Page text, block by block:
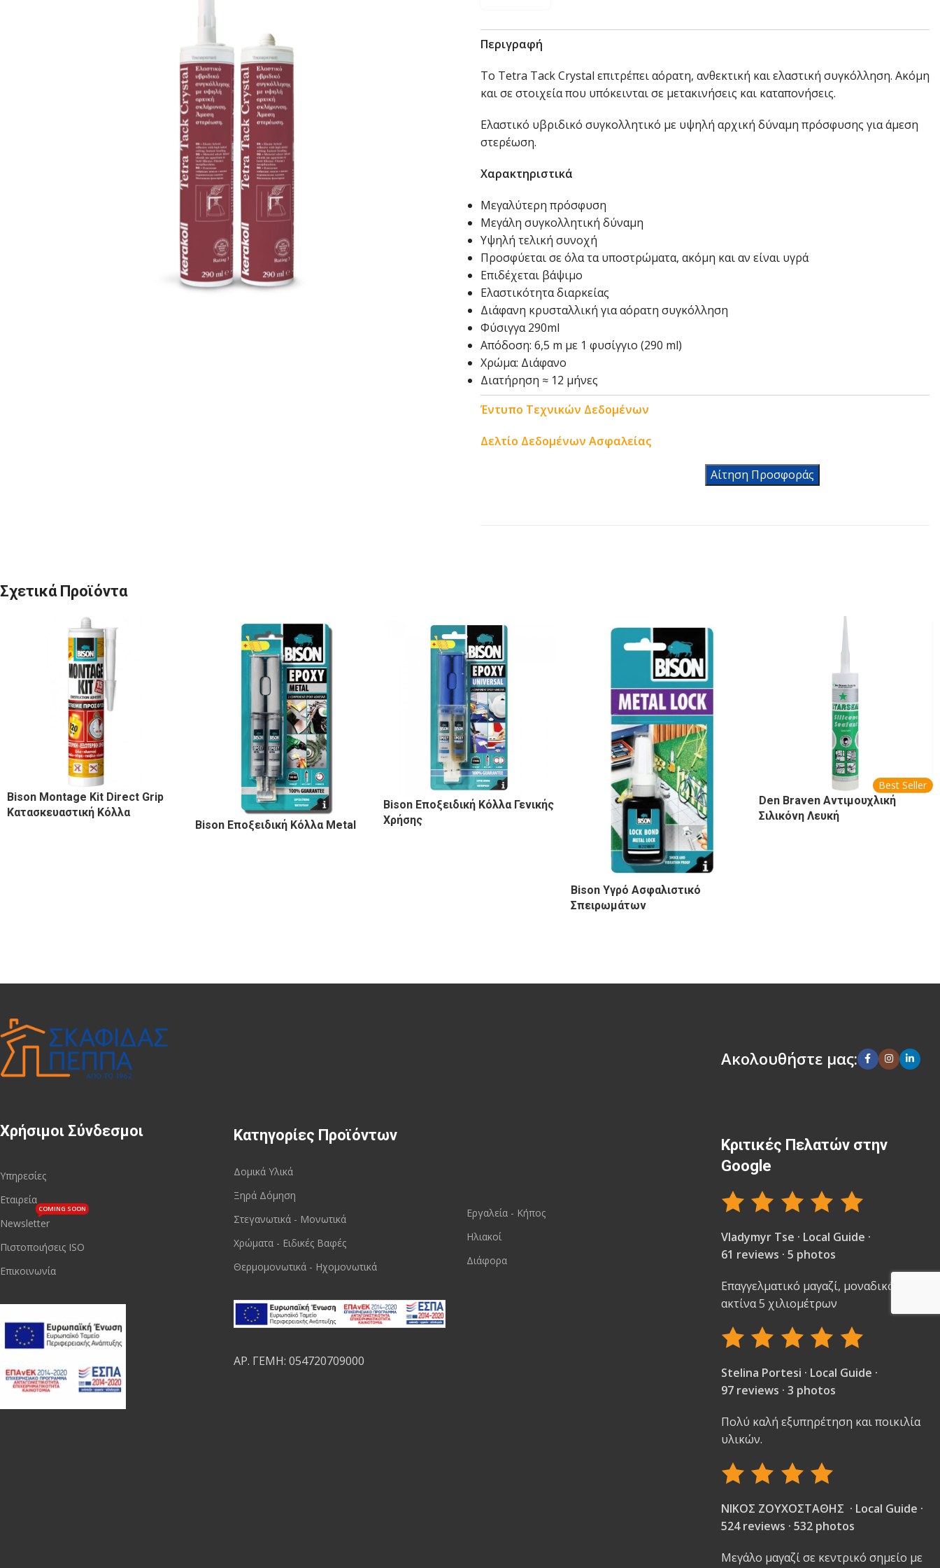
Περιγραφή
Το Tetra Tack Crystal επιτρέπει αόρατη, ανθεκτική και ελαστική συγκόλληση. Ακόμη
και σε στοιχεία που υπόκεινται σε μετακινήσεις και καταπονήσεις.
Ελαστικό υβριδικό συγκολλητικό με υψηλή αρχική δύναμη πρόσφυσης για άμεση
στερέωση.
Χαρακτηριστικά
Μεγαλύτερη πρόσφυση
Μεγάλη συγκολλητική δύναμη
Υψηλή τελική συνοχή
Προσφύεται σε όλα τα υποστρώματα, ακόμη και αν είναι υγρά
Επιδέχεται βάψιμο
Ελαστικότητα διαρκείας
Διάφανη κρυσταλλική για αόρατη συγκόλληση
Φύσιγγα 290ml
Απόδοση: 6,5 m με 1 φυσίγγιο (290 ml)
Χρώμα: Διάφανο
Διατήρηση ≈ 12 μήνες
Έντυπο Τεχνικών Δεδομένων
Δελτίο Δεδομένων Ασφαλείας
Αίτηση Προσφοράς
Σχετικά Προϊόντα
Bison Montage Kit Direct Grip
Κατασκευαστική Κόλλα
Bison Εποξειδική Κόλλα Metal
Bison Εποξειδική Κόλλα Γενικής
Χρήσης
Bison Υγρό Ασφαλιστικό
Σπειρωμάτων
Best Seller
Den Braven Αντιμουχλική
Σιλικόνη Λευκή
Χρήσιμοι Σύνδεσμοι
Υπηρεσίες
Εταιρεία
Newsletter
COMING SOON
Πιστοποιήσεις ISO
Επικοινωνία
Κατηγορίες Προϊόντων
Δομικά Υλικά
Ξηρά Δόμηση
Στεγανωτικά - Μονωτικά
Χρώματα - Ειδικές Βαφές
Θερμομονωτικά - Ηχομονωτικά
ΑΡ. ΓΕΜΗ: 054720709000
Εργαλεία - Κήπος
Ηλιακοί
Διάφορα
Ακολουθήστε μας:
Κριτικές Πελατών στην
Google
Vladymyr Tse · Local Guide ·
61 reviews · 5 photos
Επαγγελματικό μαγαζί, μοναδικό στην
ακτίνα 5 χιλιομέτρων
Stelina Portesi · Local Guide ·
97 reviews · 3 photos
Πολύ καλή εξυπηρέτηση και ποικιλία
υλικών.
ΝΙΚΟΣ ΖΟΥΧΟΣΤΑΘΗΣ · Local Guide ·
524 reviews · 532 photos
Μεγάλο μαγαζί σε κεντρικό σημείο με